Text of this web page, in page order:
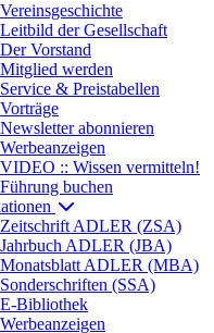
Vereinsgeschichte
Leitbild der Gesellschaft
Der Vorstand
Mitglied werden
Service & Preistabellen
Vorträge
Newsletter abonnieren
Werbeanzeigen
VIDEO :: Wissen vermitteln!
Führung buchen
Zeitschrift ADLER (ZSA)
Jahrbuch ADLER (JBA)
Monatsblatt ADLER (MBA)
Sonderschriften (SSA)
E-Bibliothek
Werbeanzeigen